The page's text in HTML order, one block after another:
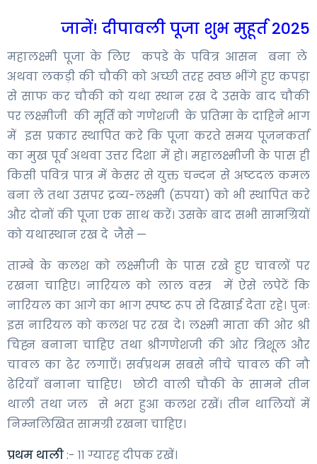
जानें! दीपावली पूजा शुभ मुहूर्त 2025
महालक्ष्मी पूजा के लिए कपडे के पवित्र आसन बना ले
अथवा लकड़ी की चौकी को अच्छी तरह स्वछ भींगे हुए कपड़ा
से साफ कर चौकी को यथा स्थान रख दे उसके बाद चौकी
पर लक्ष्मीजी की मूर्ति को गणेशजी के प्रतिमा के दाहिने भाग
में इस प्रकार स्थापित करे कि पूजा करते समय पूजनकर्ता
का मुख पूर्व अथवा उत्तर दिशा में हो। महालक्ष्मीजी के पास ही
किसी पवित्र पात्र में केसर से युक्त चन्दन से अष्टदल कमल
बना ले तथा उसपर द्रव्य-लक्ष्मी (रुपया) को भी स्थापित करे
और दोनों की पूजा एक साथ करें। उसके बाद सभी सामग्रियों
को यथास्थान रख दे जैसे —
ताम्बे के कलश को लक्ष्मीजी के पास रखे हुए चावलों पर
रखना चाहिए। नारियल को लाल वस्त्र में ऐसे लपेटें कि
नारियल का आगे का भाग स्पष्ट रूप से दिखाई देता रहे। पुनः
इस नारियल को कलश पर रख दे। लक्ष्मी माता की ओर श्री
चिह्न बनाना चाहिए तथा श्रीगणेशजी की ओर त्रिशूल और
चावल का ढेर लगाएँ। सर्वप्रथम सबसे नीचे चावल की नौ
ढेरियाँ बनाना चाहिए। छोटी वाली चौकी के सामने तीन
थाली तथा जल से भरा हुआ कलश रखें। तीन थालियों में
निम्नलिखित सामग्री रखना चाहिए।
प्रथम थाली:- ११ ग्यारह दीपक रखें।